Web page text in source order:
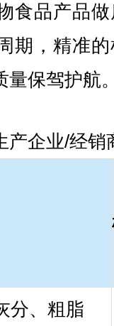
食品产品
期，精准
量保驾护航
产企业/经销
分、粗脂